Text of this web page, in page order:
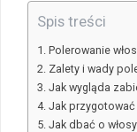
Spis treści
Polerowanie
Zalety i wady
Jak wygląda
Jak przygotować
Jak dbać o